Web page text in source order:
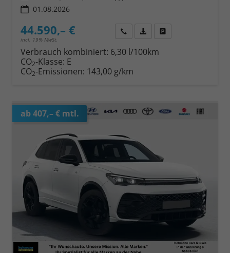
01.08.2026
44.590,– €
incl. 19% MwSt.
Wir rufen Sie anFahrzeugexposé (PDF)
Verbrauch kombiniert: 6,30 l/100km
CO2-Klasse: E
CO2-Emissionen: 143,00 g/km
ab 407,– € mtl.